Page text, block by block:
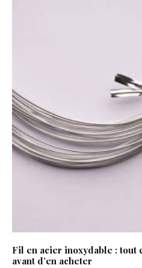
Fil en acier inoxydable : tout
avant d’en acheter